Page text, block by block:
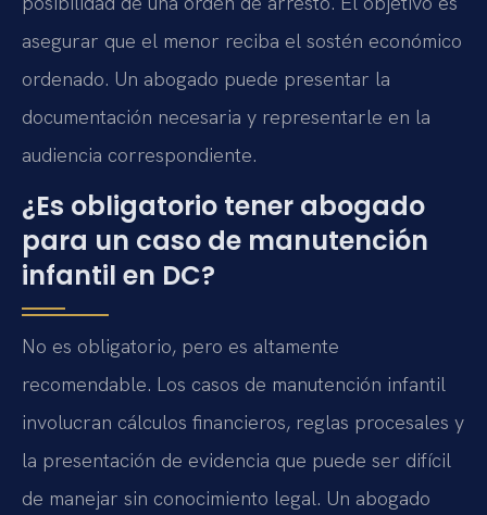
asegurar que el menor reciba el sostén económico
ordenado. Un abogado puede presentar la
documentación necesaria y representarle en la
audiencia correspondiente.
¿Es obligatorio tener abogado
para un caso de manutención
infantil en DC?
No es obligatorio, pero es altamente
recomendable. Los casos de manutención infantil
involucran cálculos financieros, reglas procesales y
la presentación de evidencia que puede ser difícil
de manejar sin conocimiento legal. Un abogado